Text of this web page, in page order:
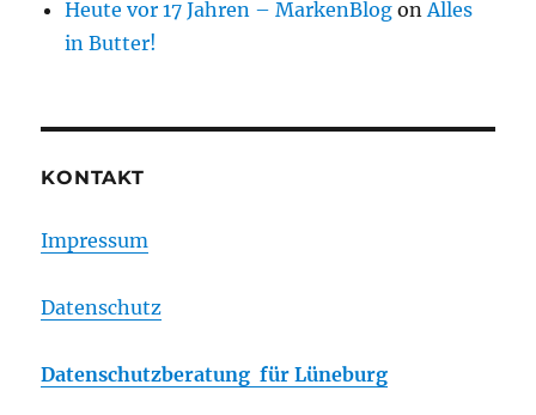
Heute vor 17 Jahren – MarkenBlog onAlles
in Butter!
KONTAKT
Impressum
Datenschutz
Datenschutzberatung für Lüneburg